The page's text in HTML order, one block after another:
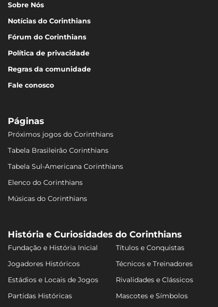
Sobre Nós
Notícias do Corinthians
Fórum do Corinthians
Política de privacidade
Regras da comunidade
Fale conosco
Páginas
Próximos jogos do Corinthians
Tabela Brasileirão Corinthians
Tabela Sul-Americana Corinthians
Elenco do Corinthians
Músicas do Corinthians
História e Curiosidades do Corinthians
Fundação e História Inicial
Títulos e Conquistas
Jogadores Históricos
Técnicos e Treinadores
Estádios e Locais de Jogos
Rivalidades e Clássicos
Partidas Históricas
Mascotes e Símbolos